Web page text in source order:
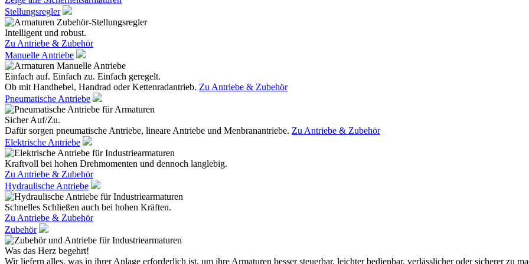
Stellungsregler
Intelligent und robust.
Zu Antriebe & Zubehör
Manuelle Antriebe
Einfach auf. Einfach zu. Einfach geregelt.
Ob mit Handhebel, Handrad oder Kettenradantrieb. Zu Antriebe & Zubehör
Pneumatische Antriebe
Sicher Auf/Zu.
Dafür sorgen pneumatische Antriebe, lineare Antriebe und Menbranantriebe. Zu Antriebe & Zubehör
Elektrische Antriebe
Kraftvoll bei hohen Drehmomenten und dennoch langlebig.
Zu Antriebe & Zubehör
Hydraulische Antriebe
Schnelles Schließen auch bei hohen Kräften.
Zu Antriebe & Zubehör
Zubehör
Was das Herz begehrt!
Wir liefern alles, was in ihrer Anlage erforderlich ist, um ihre Armaturen besser steuerbar, leichter bedienbar, verlässlicher oder sicherer zu